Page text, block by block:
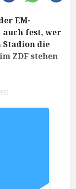
EM-
auch fest, wer
Stadion die
ZDF stehen